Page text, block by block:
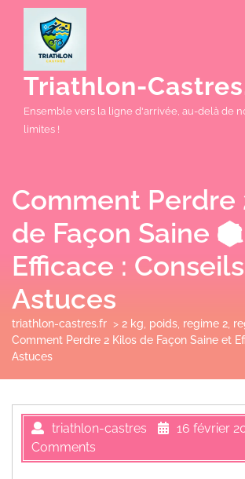
Triathlon-
Ensemble vers la ligne d'arrivée, au-delà de
limites !
Comment Perdre
de Façon Saine et
Efficace :
Astuces
triathlon-castres.fr > 2 kg poids regime 2
Comment Perdre 2 Kilos de Façon Saine et
Astuces
triathlon-castres 16 février
Comments